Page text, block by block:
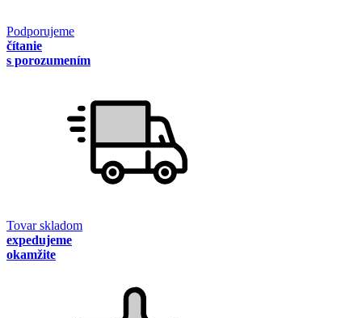
Podporujeme
čítanie
s porozumením
Tovar skladom
expedujeme
okamžite